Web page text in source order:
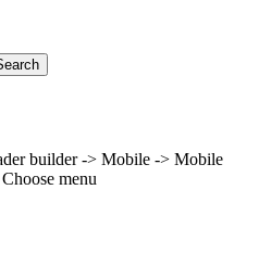
builder -> Mobile -> Mobile
menu